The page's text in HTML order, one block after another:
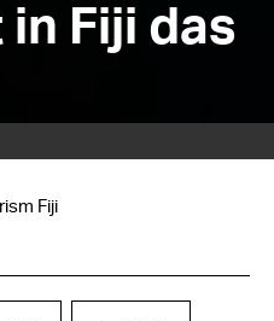
Fiji das
Fiji